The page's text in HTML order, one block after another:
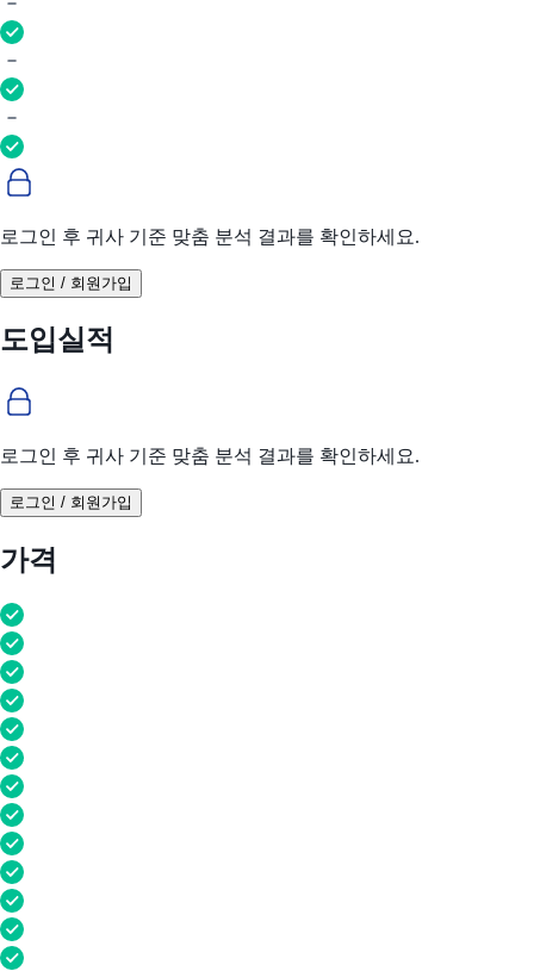
로그인 후 귀사 기준 맞춤 분석 결과를 확인하세요.
로그인 / 회원가입
도입실적
로그인 후 귀사 기준 맞춤 분석 결과를 확인하세요.
로그인 / 회원가입
가격